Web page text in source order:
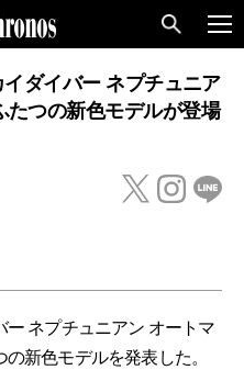
ダイバー ネプチュニア
たつの新色モデルが登場
ネプチュニアン オートマ
新色モデルを発表した。